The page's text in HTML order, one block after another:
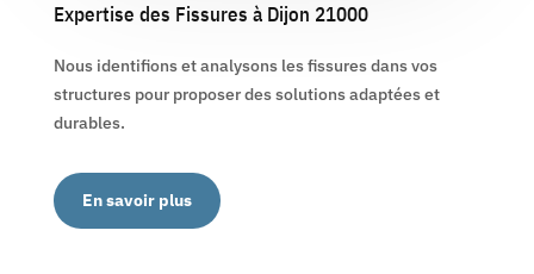
Expertise des Fissures à Dijon 21000
Nous identifions et analysons les fissures dans vos
structures pour proposer des solutions adaptées et
durables.
En savoir plus